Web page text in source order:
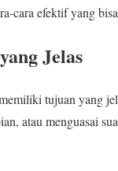
cara efektif yang
Jelas
tujuan yang
atau menguasai